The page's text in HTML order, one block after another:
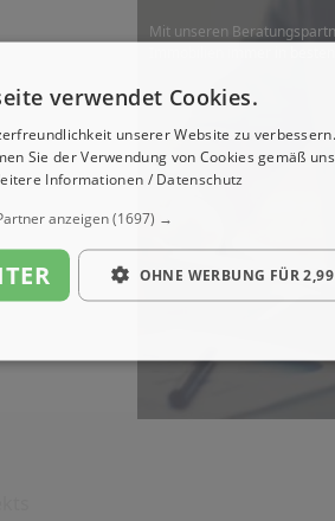
Mit unseren
verwendet Cookies.
unserer Website zu
Sie der Verwendung von Cookies gemäß
Informationen / Datenschutz
anzeigen(1697) →
OHNE WERBUNG FÜR